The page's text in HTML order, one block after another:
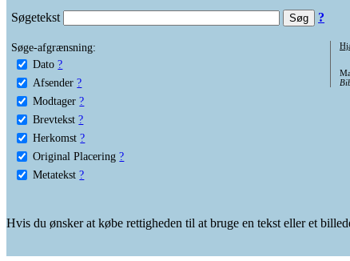
Søgetekst ?
Søge-afgrænsning:
Dato ?
Afsender ?
Modtager ?
Brevtekst ?
Herkomst ?
Original Placering ?
Metatekst ?
Hvis du ønsker at købe rettigheden til at bruge en tekst eller et